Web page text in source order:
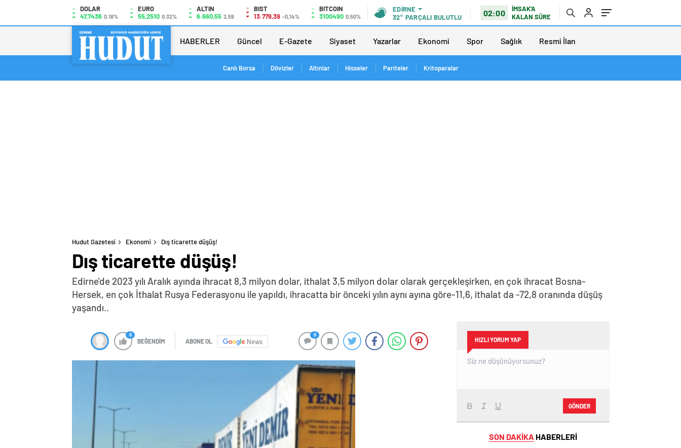
DOLAR
47,7436 0.18%
EURO
55,2510 0.32%
ALTIN
6.660,55 2,59
BIST
13.779,39 -0,14%
BITCOIN
3100490 0,50%
EDIRNE
32° PARÇALI BULUTLU 02:00
İMSAK'A
KALAN SÜRE
HABERLER Güncel E-Gazete Siyaset Yazarlar Ekonomi Spor Sağlık Resmi İlan
Canlı Borsa Dövizler Altınlar Hisseler Pariteler Kritoparalar
Hudut Gazetesi Ekonomi Dış ticarette düşüş!
Dış ticarette düşüş!
Edirne'de 2023 yılı Aralık ayında ihracat 8,3 milyon dolar, ithalat 3,5 milyon dolar olarak gerçekleşirken, en çok ihracat Bosna-
Hersek, en çok İthalat Rusya Federasyonu ile yapıldı, ihracatta bir önceki yılın aynı ayına göre-11,6, ithalat da -72,8 oranında düşüş
yaşandı..
0
BEĞENDİM ABONE OL News
0
HIZLI YORUM YAP
GÖNDER
SON DAKİKA HABERLERİ